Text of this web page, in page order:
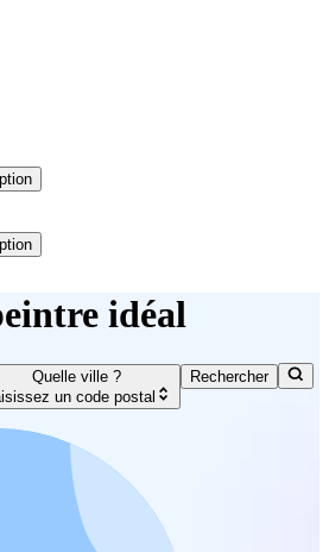
idéal
Quelle ville ?
un code postal
Rechercher